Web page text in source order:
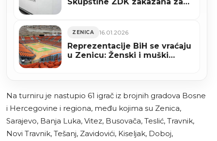
Skupštine ZDK zakazana za
ZENICA 16.01.2026
Reprezentacije BiH se vraćaju
u Zenicu: Ženski i muški
Na turniru je nastupio 61 igrač iz brojnih gradova Bosne
i Hercegovine i regiona, među kojima su Zenica,
Sarajevo, Banja Luka, Vitez, Busovača, Teslić, Travnik,
Novi Travnik, Tešanj, Zavidovići, Kiseljak, Doboj,